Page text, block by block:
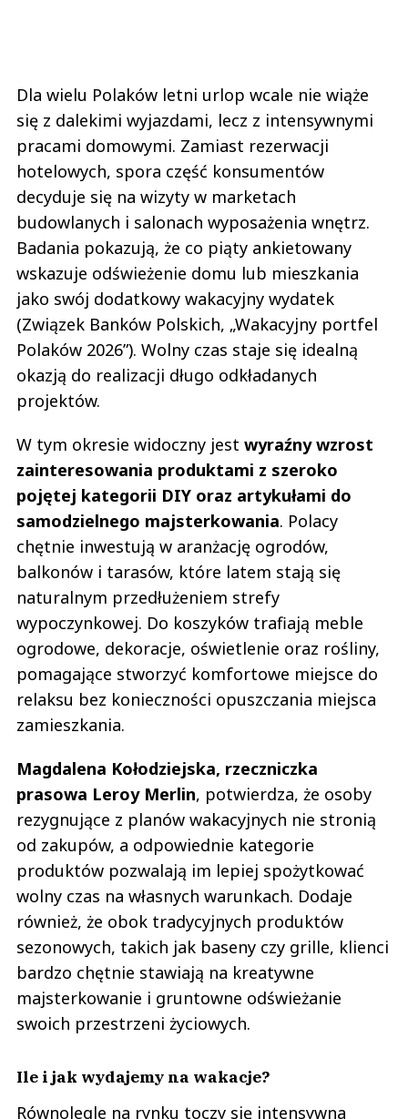
Dla wielu Polaków letni urlop wcale nie wiąże
się z dalekimi wyjazdami, lecz z intensywnymi
pracami domowymi. Zamiast rezerwacji
hotelowych, spora część konsumentów
decyduje się na wizyty w marketach
budowlanych i salonach wyposażenia wnętrz.
Badania pokazują, że co piąty ankietowany
wskazuje odświeżenie domu lub mieszkania
jako swój dodatkowy wakacyjny wydatek
(Związek Banków Polskich, „Wakacyjny portfel
Polaków 2026”). Wolny czas staje się idealną
okazją do realizacji długo odkładanych
projektów.
W tym okresie widoczny jest wyraźny wzrost
zainteresowania produktami z szeroko
pojętej kategorii DIY oraz artykułami do
samodzielnego majsterkowania. Polacy
chętnie inwestują w aranżację ogrodów,
balkonów i tarasów, które latem stają się
naturalnym przedłużeniem strefy
wypoczynkowej. Do koszyków trafiają meble
ogrodowe, dekoracje, oświetlenie oraz rośliny,
pomagające stworzyć komfortowe miejsce do
relaksu bez konieczności opuszczania miejsca
zamieszkania.
Magdalena Kołodziejska, rzeczniczka
prasowa Leroy Merlin, potwierdza, że osoby
rezygnujące z planów wakacyjnych nie stronią
od zakupów, a odpowiednie kategorie
produktów pozwalają im lepiej spożytkować
wolny czas na własnych warunkach. Dodaje
również, że obok tradycyjnych produktów
sezonowych, takich jak baseny czy grille, klienci
bardzo chętnie stawiają na kreatywne
majsterkowanie i gruntowne odświeżanie
swoich przestrzeni życiowych.
Ile i jak wydajemy na wakacje?
Równolegle na rynku toczy się intensywna